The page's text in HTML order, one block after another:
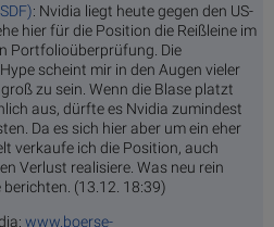
: Nvidia liegt heute gegen den US-
hier für die Position die Reißleine im
Portfolioüberprüfung. Die
scheint mir in den Augen vieler
zu sein. Wenn die Blase platzt
aus, dürfte es Nvidia zumindest
Da es sich hier aber um ein eher
verkaufe ich die Position, auch
Verlust realisiere. Was neu rein
(13.12. 18:39)
www.boerse-